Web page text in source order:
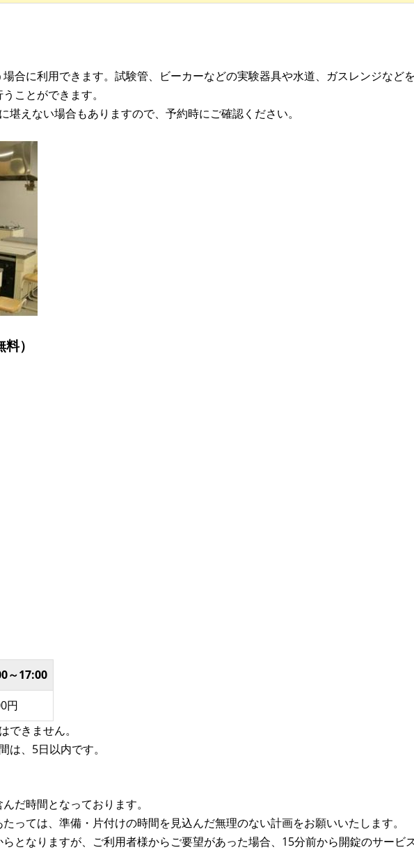
合に利用できます。試験管、ビーカーなどの実験器具や水道、ガスレンジなど
ことができます。
堪えない場合もありますので、予約時にご確認ください。
）
～17:00
円
できません。
は、5日以内です。
だ時間となっております。
っては、準備・片付けの時間を見込んだ無理のない計画をお願いいたします。
となりますが、ご利用者様からご要望があった場合、15分前から開錠のサービ